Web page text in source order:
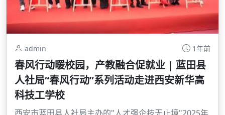
admin 1年前
春风行动暖校园，产教融合促就业 | 蓝田县
人社局“春风行动”系列活动走进西安新华高
科技工学校